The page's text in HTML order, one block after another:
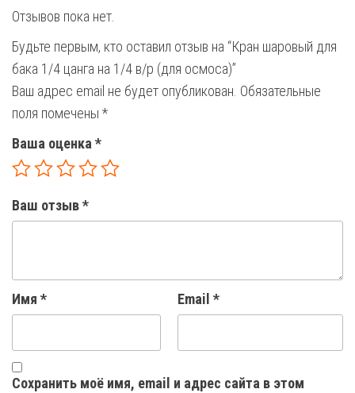
р
осмоса)
Отзывов пока нет.
Будьте первым, кто оставил отзыв на “Кран шаровый для
бака 1/4 цанга на 1/4 в/р (для осмоса)”
Ваш адрес email не будет опубликован. Обязательные
поля помечены *
Ваша оценка *
Ваш отзыв*
Имя * Email *
Сохранить моё имя, email и адрес сайта в этом